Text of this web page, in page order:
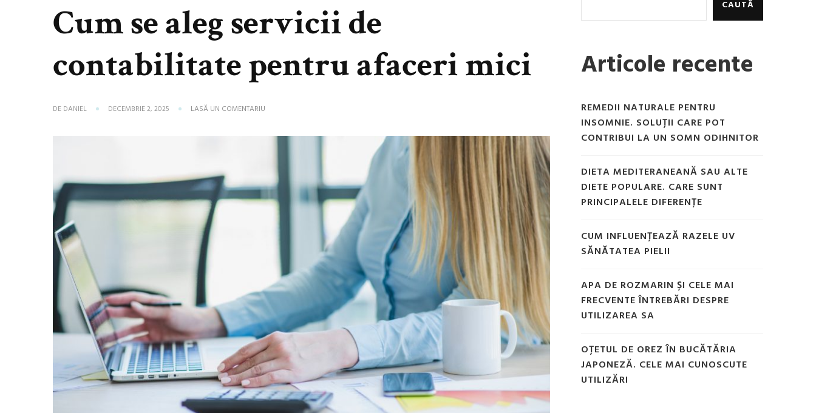
Cum se aleg servicii de
contabilitate pentru afaceri mici
DE DANIEL DECEMBRIE 2, 2025 LASĂ UN COMENTARIU
ALEG
PENTRU
AFACERI
MICI
CAUTĂ
Articole recente
REMEDII NATURALE PENTRU
INSOMNIE. SOLUȚII CARE POT
CONTRIBUI LA UN SOMN ODIHNITOR
DIETA MEDITERANEANĂ SAU ALTE
DIETE POPULARE. CARE SUNT
PRINCIPALELE DIFERENȚE
CUM INFLUENȚEAZĂ RAZELE UV
SĂNĂTATEA PIELII
APA DE ROZMARIN ȘI CELE MAI
FRECVENTE ÎNTREBĂRI DESPRE
UTILIZAREA SA
OȚETUL DE OREZ ÎN BUCĂTĂRIA
JAPONEZĂ. CELE MAI CUNOSCUTE
UTILIZĂRI